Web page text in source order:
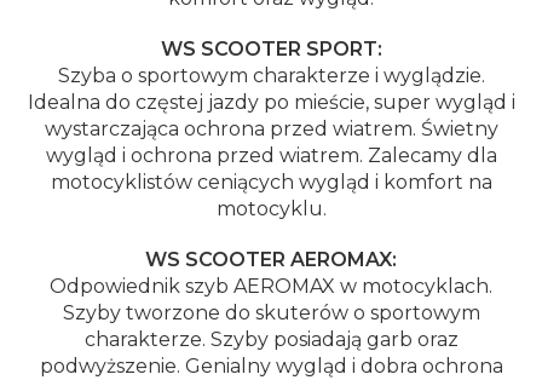
WS SCOOTER SPORT:
Szyba o sportowym charakterze i wyglądzie.
Idealna do częstej jazdy po mieście, super wygląd i
wystarczająca ochrona przed wiatrem. Świetny
wygląd i ochrona przed wiatrem. Zalecamy dla
motocyklistów ceniących wygląd i komfort na
motocyklu.
WS SCOOTER AEROMAX:
Odpowiednik szyb AEROMAX w motocyklach.
Szyby tworzone do skuterów o sportowym
charakterze. Szyby posiadają garb oraz
podwyższenie. Genialny wygląd i dobra ochrona